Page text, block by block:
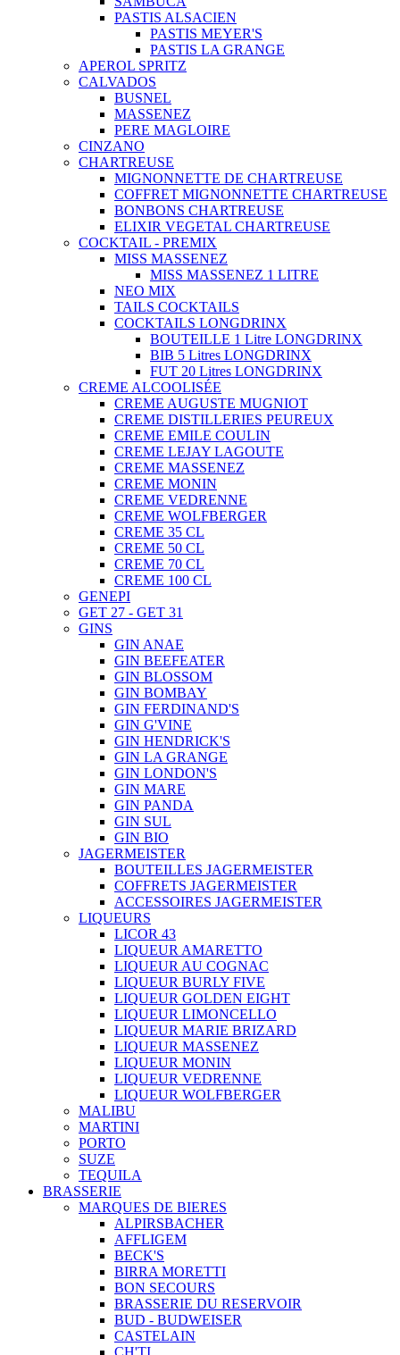
PASTIS ALSACIEN
PASTIS MEYER'S
PASTIS LA GRANGE
APEROL SPRITZ
CALVADOS
BUSNEL
MASSENEZ
PERE MAGLOIRE
CINZANO
CHARTREUSE
MIGNONNETTE DE CHARTREUSE
COFFRET MIGNONNETTE CHARTREUSE
BONBONS CHARTREUSE
ELIXIR VEGETAL CHARTREUSE
COCKTAIL - PREMIX
MISS MASSENEZ
MISS MASSENEZ 1 LITRE
NEO MIX
TAILS COCKTAILS
COCKTAILS LONGDRINX
BOUTEILLE 1 Litre LONGDRINX
BIB 5 Litres LONGDRINX
FUT 20 Litres LONGDRINX
CREME ALCOOLISÉE
CREME AUGUSTE MUGNIOT
CREME DISTILLERIES PEUREUX
CREME EMILE COULIN
CREME LEJAY LAGOUTE
CREME MASSENEZ
CREME MONIN
CREME VEDRENNE
CREME WOLFBERGER
CREME 35 CL
CREME 50 CL
CREME 70 CL
CREME 100 CL
GENEPI
GET 27 - GET 31
GINS
GIN ANAE
GIN BEEFEATER
GIN BLOSSOM
GIN BOMBAY
GIN FERDINAND'S
GIN G'VINE
GIN HENDRICK'S
GIN LA GRANGE
GIN LONDON'S
GIN MARE
GIN PANDA
GIN SUL
GIN BIO
JAGERMEISTER
BOUTEILLES JAGERMEISTER
COFFRETS JAGERMEISTER
ACCESSOIRES JAGERMEISTER
LIQUEURS
LICOR 43
LIQUEUR AMARETTO
LIQUEUR AU COGNAC
LIQUEUR BURLY FIVE
LIQUEUR GOLDEN EIGHT
LIQUEUR LIMONCELLO
LIQUEUR MARIE BRIZARD
LIQUEUR MASSENEZ
LIQUEUR MONIN
LIQUEUR VEDRENNE
LIQUEUR WOLFBERGER
MALIBU
MARTINI
PORTO
SUZE
TEQUILA
BRASSERIE
MARQUES DE BIERES
ALPIRSBACHER
AFFLIGEM
BECK'S
BIRRA MORETTI
BON SECOURS
BRASSERIE DU RESERVOIR
BUD - BUDWEISER
CASTELAIN
CH'TI